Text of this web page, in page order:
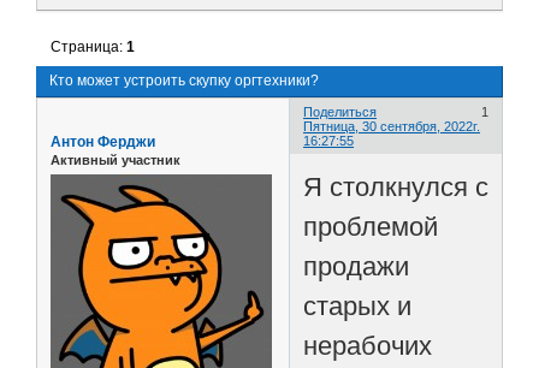
Кто может устроить скупку оргтехники?
Страница:1
Поделиться
1
Пятница, 30 сентября, 2022г.
16:27:55
Антон Ферджи
Активный участник
Я столкнулся с
проблемой
продажи
старых и
нерабочих